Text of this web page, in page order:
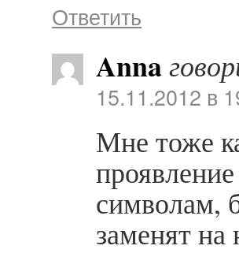
Ответить
Anna
15.11.2012 в
Мне тоже
символам,
заменят